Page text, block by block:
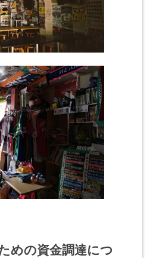
めの資金調達につ